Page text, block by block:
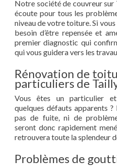
Notre société de couvreur
écoute pour tous les
niveau de votre toiture. Si
besoin d’être repensée et
premier diagnostic qui
qui vous guidera vers les
Rénovation de
particuliers de
Vous êtes un particulier
quelques défauts apparents ?
pas de fuite, ni de
seront donc rapidement
retrouvera toute la splendeur
Problèmes de